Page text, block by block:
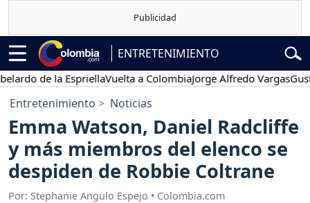
ENTRETENIMIENTO
de la EspriellaVuelta a ColombiaJorge Alfredo VargasGustavo
Entretenimiento Noticias
Emma Watson, Daniel Radcliffe
y más miembros del elenco se
despiden de Robbie Coltrane
Por: Stephanie Angulo Espejo • Colombia.com